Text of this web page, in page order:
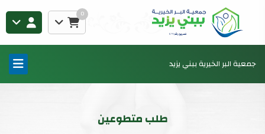
0
جمعية البر الخيرية ببني يزيد
طلب متطوعين